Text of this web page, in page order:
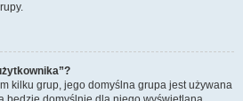
kilku grup, jego domyślna grupa jest używana